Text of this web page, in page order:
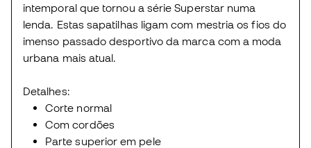
intemporal que tornou a série Superstar numa
lenda. Estas sapatilhas ligam com mestria os fios do
imenso passado desportivo da marca com a moda
urbana mais atual.
Detalhes:
Corte normal
Com cordões
Parte superior em pele